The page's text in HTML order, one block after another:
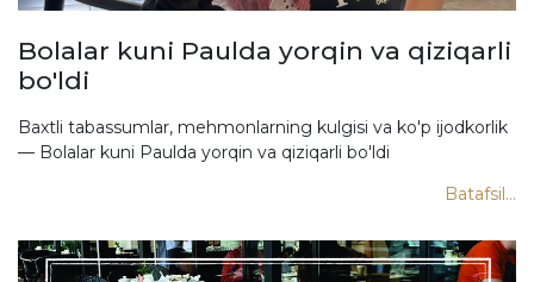
Bolalar kuni Paulda yorqin va qiziqarli
bo'ldi
Baxtli tabassumlar, mehmonlarning kulgisi va ko'p ijodkorlik
— Bolalar kuni Paulda yorqin va qiziqarli bo'ldi
Batafsil...